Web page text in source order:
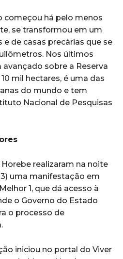
começou há pelo menos
se transformou em um
e de casas precárias que se
Nos últimos
sobre a Reserva
mil hectares, é uma das
do mundo e tem
Nacional de Pesquisas
realizaram na noite
uma manifestação em
1, que dá acesso à
o Governo do Estado
o processo de
iniciou no portal do Viver